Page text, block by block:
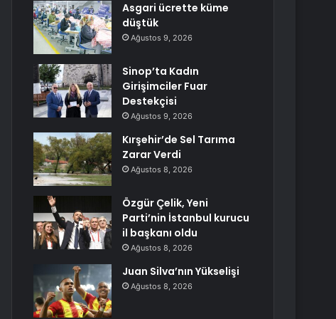
Asgari ücrette küme
düştük
Ağustos 9, 2026
Sinop’ta Kadın
Girişimciler Fuar
Destekçisi
Ağustos 9, 2026
Kırşehir’de Sel Tarıma
Zarar Verdi
Ağustos 8, 2026
Özgür Çelik, Yeni
Parti’nin İstanbul kurucu
il başkanı oldu
Ağustos 8, 2026
Juan Silva’nın Yükselişi
Ağustos 8, 2026